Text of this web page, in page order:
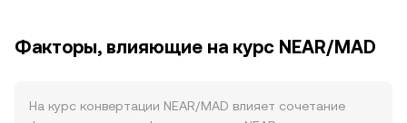
Факторы, влияющие на курс NEAR/MAD
На курс конвертации NEAR/MAD влияет сочетание